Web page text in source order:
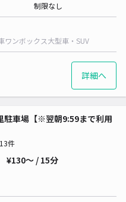
制限なし
ワンボックス大型車・SUV
詳細へ
駐車場【※翌朝9:59まで利用
件
¥130〜 / 15分